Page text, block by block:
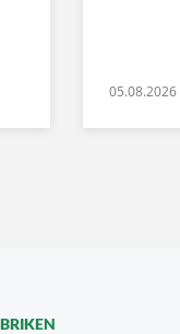
05.08.2026